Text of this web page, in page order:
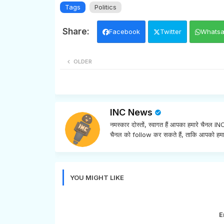
Tags Politics
Facebook Twitter
OLDER
INC News
नमस्कार दोस्तों, स्वागत हैं आपका हमारे चैनल
चैनल को follow कर सकते हैं, ताकि आपको
YOU MIGHT LIKE